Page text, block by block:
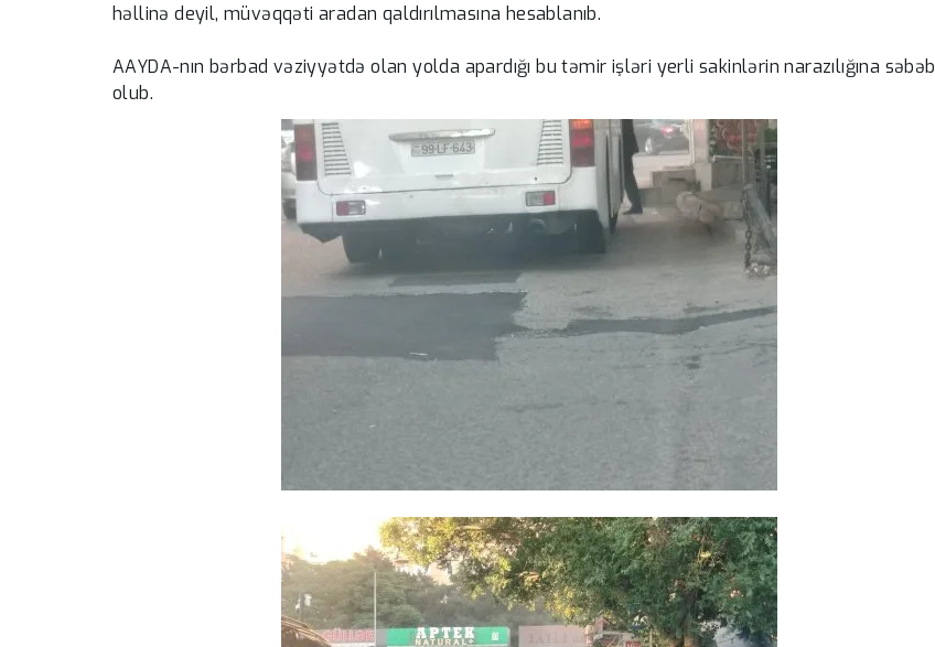
həllinə deyil, müvəqqəti aradan qaldırılmasına hesablanıb.
AAYDA-nın bərbad vəziyyətdə olan yolda apardığı bu təmir işləri yerli sakinlərin narazılığına səbəb
olub.